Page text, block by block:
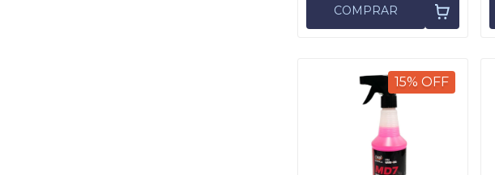
COMPRAR
15%OFF